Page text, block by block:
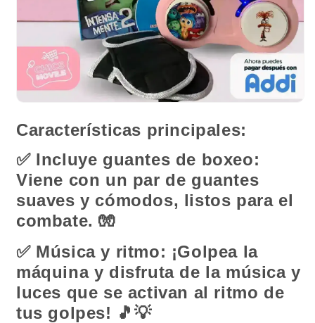
Características principales:
✅ Incluye guantes de boxeo:
Viene con un par de guantes
suaves y cómodos, listos para el
combate.🧤
✅ Música y ritmo: ¡Golpea la
máquina y disfruta de la música y
luces que se activan al ritmo de
tus golpes! 🎵💡